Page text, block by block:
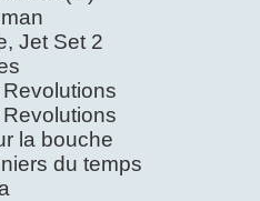
Jet Set 2
la bouche
du temps